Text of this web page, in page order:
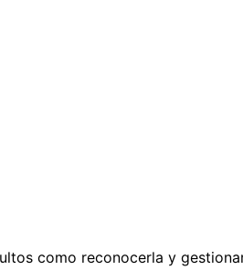
como reconocerla y